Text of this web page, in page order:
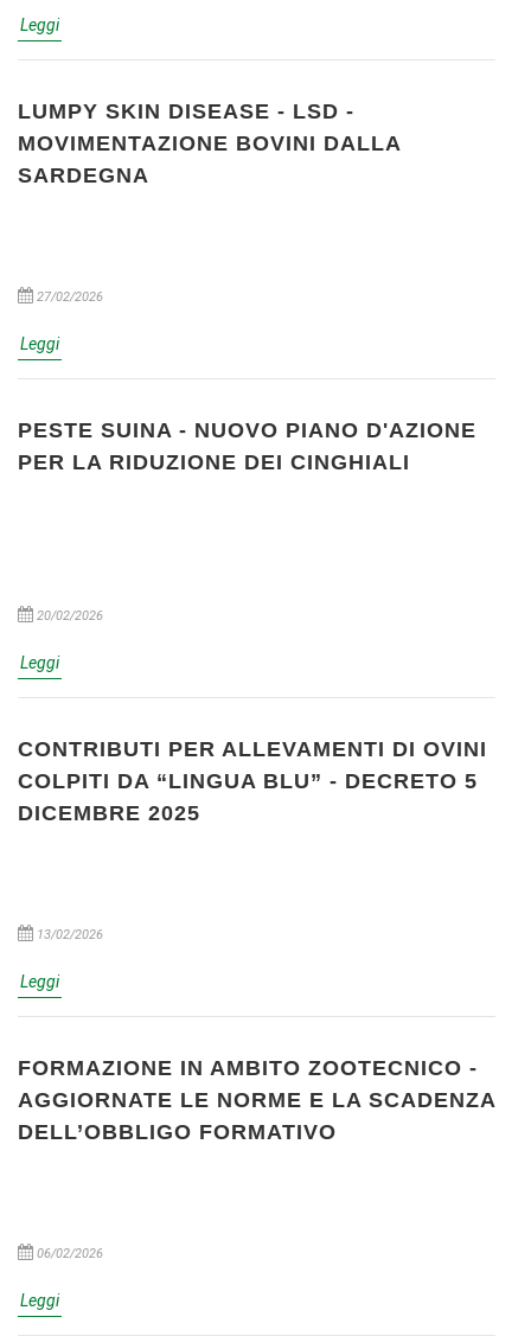
Leggi
LUMPY SKIN DISEASE - LSD -
MOVIMENTAZIONE BOVINI DALLA
SARDEGNA
27/02/2026
Leggi
PESTE SUINA - NUOVO PIANO D'AZIONE
PER LA RIDUZIONE DEI CINGHIALI
20/02/2026
Leggi
CONTRIBUTI PER ALLEVAMENTI DI OVINI
COLPITI DA “LINGUA BLU” - DECRETO 5
DICEMBRE 2025
13/02/2026
Leggi
FORMAZIONE IN AMBITO ZOOTECNICO -
AGGIORNATE LE NORME E LA SCADENZA
DELL’OBBLIGO FORMATIVO
06/02/2026
Leggi